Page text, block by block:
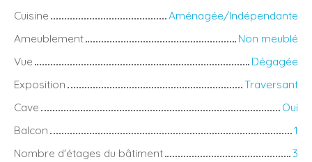
Cuisine
Aménagée/Indépendante
Ameublement
Non meublé
Vue
Dégagée
Exposition
Traversant
Cave
Oui
Balcon
1
Nombre d'étages du bâtiment
3